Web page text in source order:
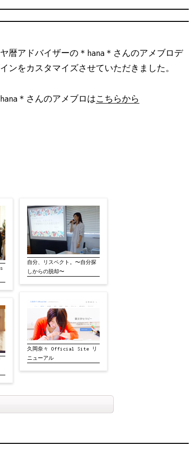
暦アドバイザーの＊hana＊さんのアメブロデ
ンをカスタマイズさせていただきました。
hana＊さんのアメブロはこちらから
自分、リスペクト。〜自分探
しからの脱却〜
久岡奈々 Official Site リ
ニューアル